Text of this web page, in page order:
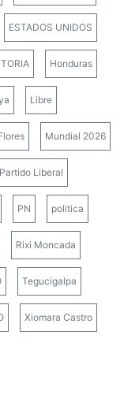
ESTADOS UNIDOS
Honduras
Libre
Mundial 2026
Partido Liberal
PN politica
Rixi Moncada
Tegucigalpa
Xiomara Castro